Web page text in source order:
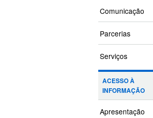
Comunicação
Parcerias
Serviços
ACESSO À
INFORMAÇÃO
Apresentação